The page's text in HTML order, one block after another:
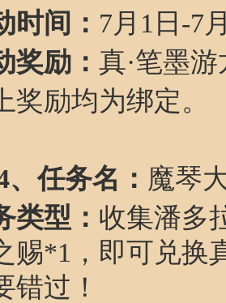
时间： 7月1日-7
奖励： 真·笔墨
奖励均为绑定。
、任务名： 魔琴
类型： 收集潘多
赐*1，即可兑换
错过！